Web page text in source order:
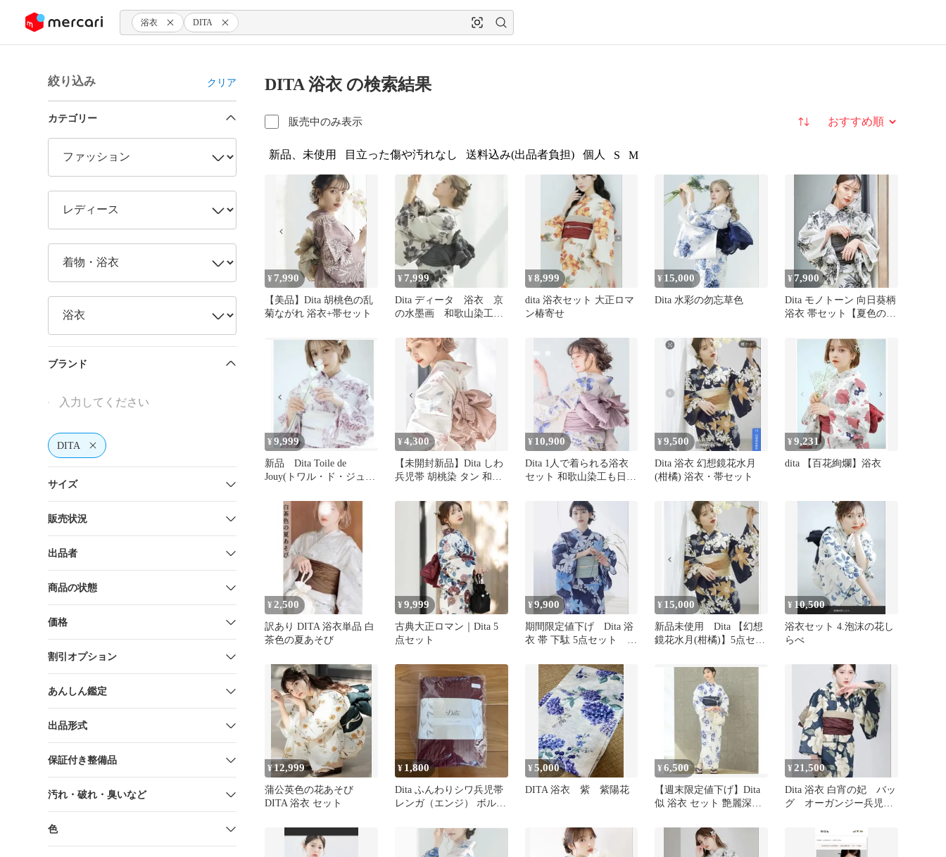
ツにスキップ 浴衣 DITA
絞り込み クリア
カテゴリー
ブランド
DITA
サイズ
販売状況
出品者
商品の状態
価格
割引オプション
あんしん鑑定
出品形式
保証付き整備品
汚れ・破れ・臭いなど
色
DITA 浴衣 の検索結果
販売中のみ表示 並び替え
新品、未使用 目立った傷や汚れなし 送料込み(出品者負担) 個人 S M
¥ 7,990
【美品】Dita 胡桃色の乱
菊ながれ 浴衣+帯セット
¥ 7,999
Dita ディータ 浴衣 京
の水墨画 和歌山染工日
¥8,999
dita 浴衣セット 大正ロマ
ン椿寄せ
¥ 15,000
Dita 水彩の勿忘草色
¥7,900
Dita モノトーン 向日葵柄
浴衣 帯セット【夏色の向
¥9,999
新品 Dita Toile de
Jouy(トワル・ド・ジュ
¥4,300
【未開封新品】Dita しわ
兵児帯 胡桃染 タン 和装
¥ 10,900
Dita 1人で着られる浴衣
セット 和歌山染工も日本
¥9,500
Dita 浴衣 幻想鏡花水月
(柑橘) 浴衣・帯セット
¥9,231
dita 【百花絢爛】浴衣
¥ 2,500
訳あり DITA 浴衣単品 白
茶色の夏あそび
¥9,999
古典大正ロマン｜Dita 5
点セット
¥9,900
期間限定値下げ Dita 浴
衣 帯 下駄 5点セット 幻
¥ 15,000
新品未使用 Dita 【幻想
鏡花水月(柑橘)】5点セッ
¥ 10,500
浴衣セット 4.泡沫の花し
らべ
¥12,999
蒲公英色の花あそび
DITA 浴衣 セット
¥ 1,800
Dita ふんわりシワ兵児帯
レンガ（エンジ） ボルド
¥5,000
DITA 浴衣 紫 紫陽花
¥ 6,500
【週末限定値下げ】Dita
似 浴衣 セット 艶麗深椿
¥21,500
Dita 浴衣 白宵の妃 バッ
グ オーガンジー兵児